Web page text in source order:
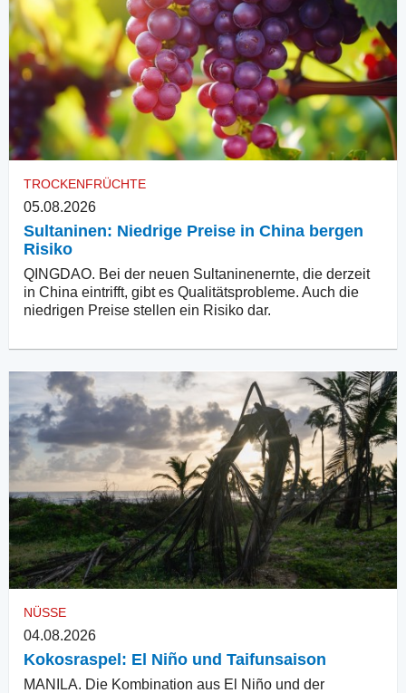
TROCKENFRÜCHTE
05.08.2026
Sultaninen: Niedrige Preise in China bergen
Risiko
QINGDAO. Bei der neuen Sultaninenernte, die derzeit
in China eintrifft, gibt es Qualitätsprobleme. Auch die
niedrigen Preise stellen ein Risiko dar.
NÜSSE
04.08.2026
Kokosraspel: El Niño und Taifunsaison
MANILA. Die Kombination aus El Niño und der